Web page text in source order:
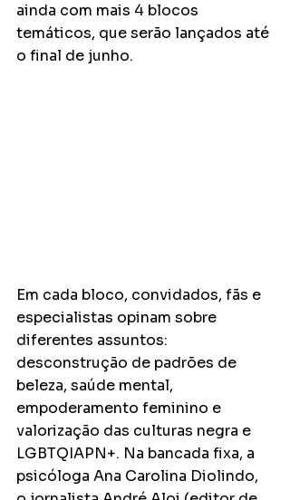
ainda com mais 4 blocos
temáticos, que serão lançados até
o final de junho.
Em cada bloco, convidados, fãs e
especialistas opinam sobre
diferentes assuntos:
desconstrução de padrões de
beleza, saúde mental,
empoderamento feminino e
valorização das culturas negra e
LGBTQIAPN+. Na bancada fixa, a
psicóloga Ana Carolina Diolindo,